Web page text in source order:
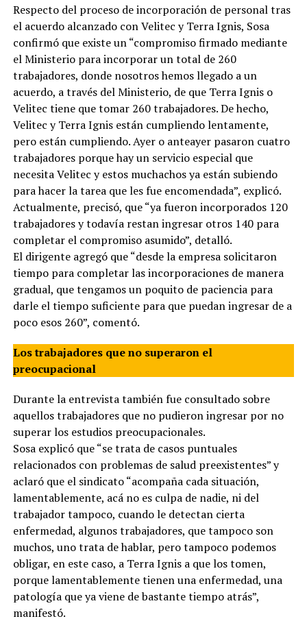
Respecto del proceso de incorporación de personal tras
el acuerdo alcanzado con Velitec y Terra Ignis, Sosa
confirmó que existe un “compromiso firmado mediante
el Ministerio para incorporar un total de 260
trabajadores, donde nosotros hemos llegado a un
acuerdo, a través del Ministerio, de que Terra Ignis o
Velitec tiene que tomar 260 trabajadores. De hecho,
Velitec y Terra Ignis están cumpliendo lentamente,
pero están cumpliendo. Ayer o anteayer pasaron cuatro
trabajadores porque hay un servicio especial que
necesita Velitec y estos muchachos ya están subiendo
para hacer la tarea que les fue encomendada”, explicó.
Actualmente, precisó, que “ya fueron incorporados 120
trabajadores y todavía restan ingresar otros 140 para
completar el compromiso asumido”, detalló.
El dirigente agregó que “desde la empresa solicitaron
tiempo para completar las incorporaciones de manera
gradual, que tengamos un poquito de paciencia para
darle el tiempo suficiente para que puedan ingresar de a
poco esos 260”, comentó.
Los trabajadores que no superaron el
preocupacional
Durante la entrevista también fue consultado sobre
aquellos trabajadores que no pudieron ingresar por no
superar los estudios preocupacionales.
Sosa explicó que “se trata de casos puntuales
relacionados con problemas de salud preexistentes” y
aclaró que el sindicato “acompaña cada situación,
lamentablemente, acá no es culpa de nadie, ni del
trabajador tampoco, cuando le detectan cierta
enfermedad, algunos trabajadores, que tampoco son
muchos, uno trata de hablar, pero tampoco podemos
obligar, en este caso, a Terra Ignis a que los tomen,
porque lamentablemente tienen una enfermedad, una
patología que ya viene de bastante tiempo atrás”,
manifestó.